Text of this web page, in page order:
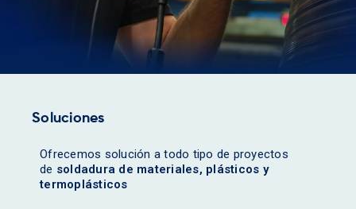
Soluciones
Ofrecemos solución a todo tipo de proyectos
de soldadura de materiales, plásticos y
termoplásticos